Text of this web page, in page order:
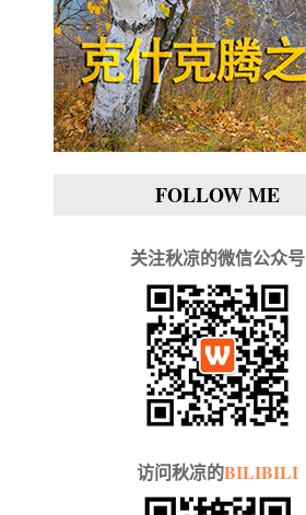
FOLLOW ME
关注秋凉的微信公众号
访问秋凉的BILIBILI